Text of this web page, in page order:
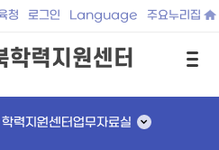
청 로그인 Language 주요누리집
학력지원센터
학력지원센터업무자료실